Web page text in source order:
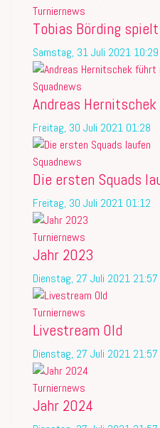
Turniernews
Tobias Börding
Samstag, 31 Juli 2021 10:29
Squadnews
Andreas
Freitag, 30 Juli 2021 01:28
Squadnews
Die ersten Squads
Freitag, 30 Juli 2021 01:12
Turniernews
Jahr 2023
Dienstag, 27 Juli 2021 21:57
Turniernews
Livestream Old
Dienstag, 27 Juli 2021 21:57
Turniernews
Jahr 2024